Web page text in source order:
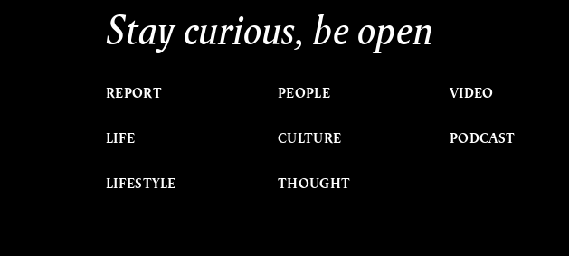
Stay curious, be open
REPORT
LIFE
LIFESTYLE
PEOPLE
CULTURE
THOUGHT
VIDEO
PODCAST